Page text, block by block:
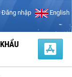
Đăng nhập English